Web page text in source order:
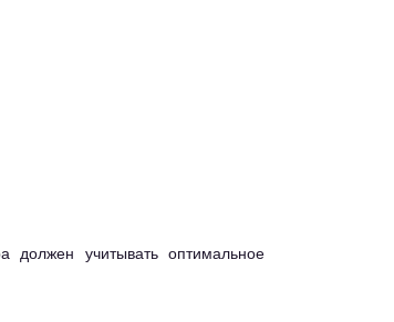
должен учитывать оптимальное